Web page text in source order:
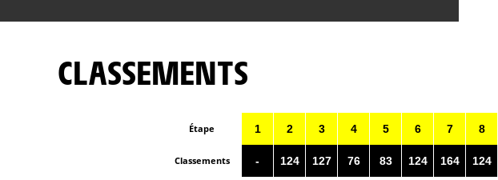
CLASSEMENTS
Étape
Classements
1
-
2
124
3
127
4
76
5
83
6
124
7
164
8
124